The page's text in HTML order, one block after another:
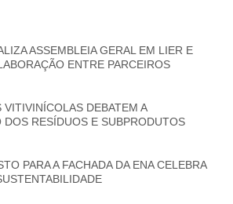
ASSEMBLEIA GERAL EM LIER E
ENTRE PARCEIROS
VITIVINÍCOLAS DEBATEM A
DOS RESÍDUOS E SUBPRODUTOS
PARA A FACHADA DA ENA CELEBRA